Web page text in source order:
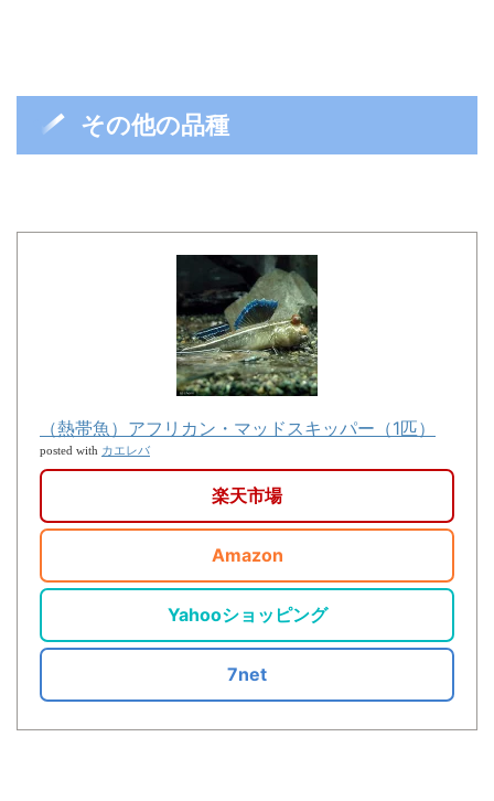
その他の品種
（熱帯魚）アフリカン・マッドスキッパー（1匹）
posted with カエレバ
楽天市場
Amazon
Yahooショッピング
7net